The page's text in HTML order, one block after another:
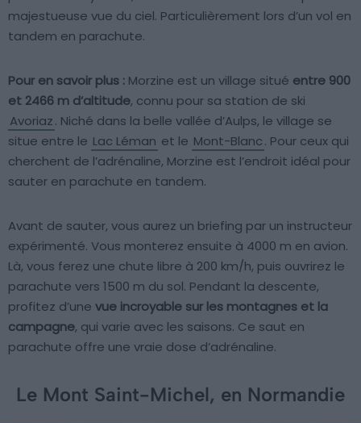
majestueuse vue du ciel. Particulièrement lors d’un vol en
tandem en parachute.
Pour en savoir plus : Morzine est un village situé entre 900
et 2466 m d’altitude, connu pour sa station de ski
Avoriaz. Niché dans la belle vallée d’Aulps, le village se
situe entre le Lac Léman et le Mont-Blanc. Pour ceux qui
cherchent de l’adrénaline, Morzine est l’endroit idéal pour
sauter en parachute en tandem.
Avant de sauter, vous aurez un briefing par un instructeur
expérimenté. Vous monterez ensuite à 4000 m en avion.
Là, vous ferez une chute libre à 200 km/h, puis ouvrirez le
parachute vers 1500 m du sol. Pendant la descente,
profitez d’une vue incroyable sur les montagnes et la
campagne, qui varie avec les saisons. Ce saut en
parachute offre une vraie dose d’adrénaline.
Le Mont Saint-Michel, en Normandie